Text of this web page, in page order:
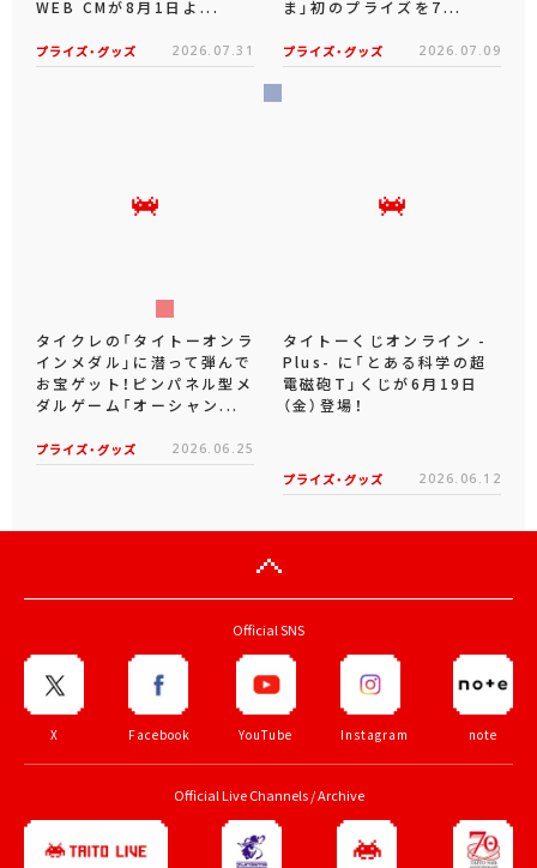
WEB CMが8月1日よ...
プライズ・グッズ 2026.07.31
ま」初のプライズを7...
プライズ・グッズ 2026.07.09
タイクレの「タイトーオンラ
インメダル」に潜って弾んで
お宝ゲット！ピンパネル型メ
ダルゲーム「オーシャン...
プライズ・グッズ 2026.06.25
タイトーくじオンライン -
Plus- に「とある科学の超
電磁砲T」くじが6月19日
（金）登場！
プライズ・グッズ 2026.06.12
Official SNS
X Facebook YouTube Instagram note
Official Live Channels / Archive